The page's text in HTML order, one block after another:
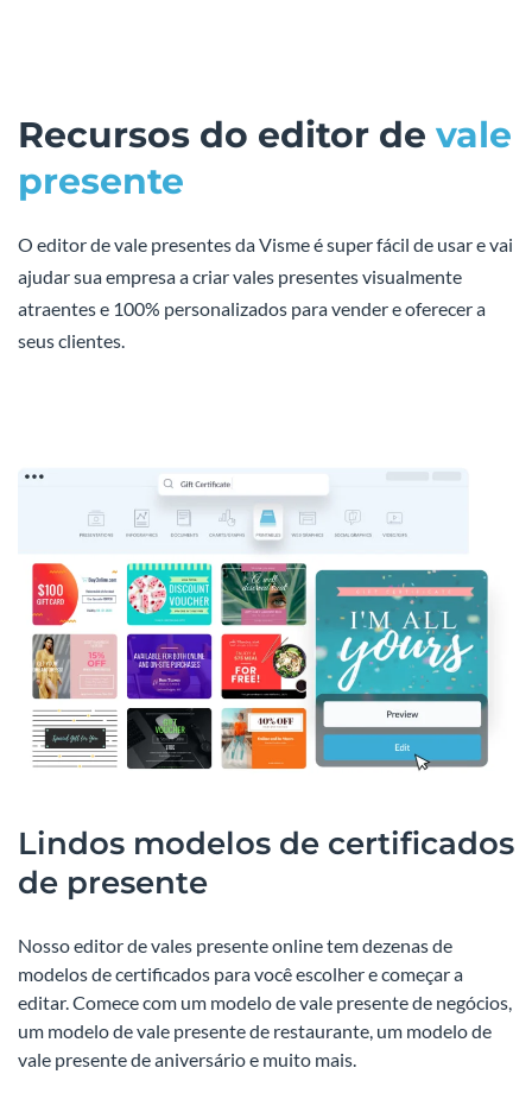
Recursos do editor de vale
presente
O editor de vale presentes da Visme é super fácil de usar e vai
ajudar sua empresa a criar vales presentes visualmente
atraentes e 100% personalizados para vender e oferecer a
seus clientes.
Lindos modelos de certificados
de presente
Nosso editor de vales presente online tem dezenas de
modelos de certificados para você escolher e começar a
editar. Comece com um modelo de vale presente de negócios,
um modelo de vale presente de restaurante, um modelo de
vale presente de aniversário e muito mais.